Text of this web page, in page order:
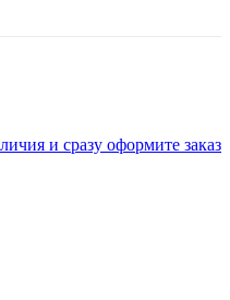
и сразу оформите заказ